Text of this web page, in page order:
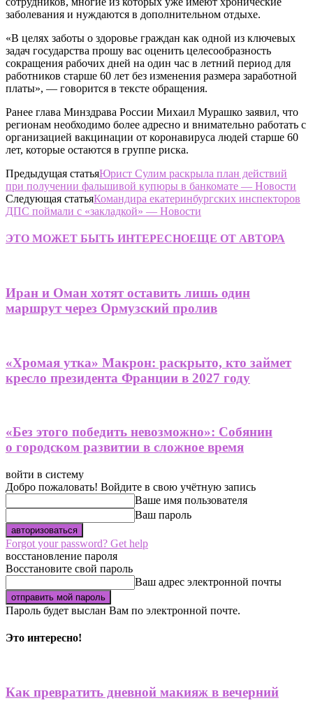
заболевания и нуждаются в дополнительном отдыхе.
«В целях заботы о здоровье граждан как одной из ключевых
задач государства прошу вас оценить целесообразность
сокращения рабочих дней на один час в летний период для
работников старше 60 лет без изменения размера заработной
платы», — говорится в тексте обращения.
Ранее глава Минздрава России Михаил Мурашко заявил, что
регионам необходимо более адресно и внимательно работать с
организацией вакцинации от коронавируса людей старше 60
лет, которые остаются в группе риска.
Предыдущая статьяЮрист Сулим раскрыла план действий
при получении фальшивой купюры в банкомате — Новости
Следующая статьяКомандира екатеринбургских инспекторов
ДПС поймали с «закладкой» — Новости
ЭТО МОЖЕТ БЫТЬ ИНТЕРЕСНОЕЩЕ ОТ АВТОРА
Иран и Оман хотят оставить лишь один
маршрут через Ормузский пролив
«Хромая утка» Макрон: раскрыто, кто займет
кресло президента Франции в 2027 году
«Без этого победить невозможно»: Собянин
о городском развитии в сложное время
войти в систему
Добро пожаловать! Войдите в свою учётную запись
Ваше имя пользователя
Ваш пароль
Forgot your password? Get help
восстановление пароля
Восстановите свой пароль
Ваш адрес электронной почты
Пароль будет выслан Вам по электронной почте.
Это интересно!
Как превратить дневной макияж в вечерний